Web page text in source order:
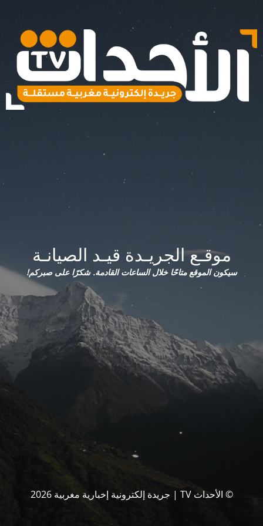
موقـع الجريـدة قيـد الصيانـة
سيكون الموقع متاحًا خلال الساعات القادمة. شكرًا على صبركم!
© الأحداث TV | جريدة إلكترونية إخبارية مغربية 2026